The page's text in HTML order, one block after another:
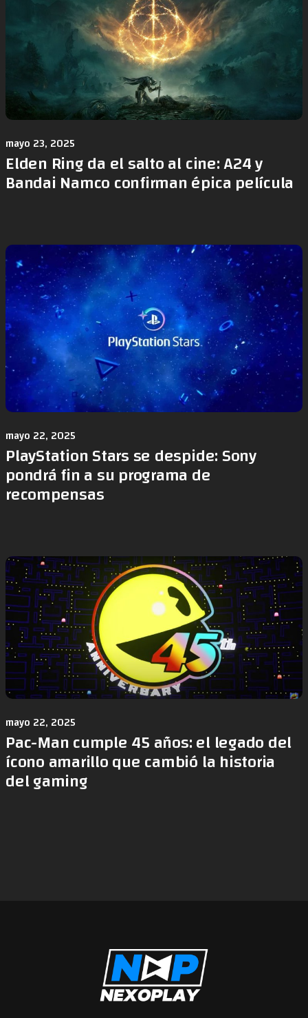
mayo 23, 2025
Elden Ring da el salto al cine: A24 y
Bandai Namco confirman épica película
mayo 22, 2025
PlayStation Stars se despide: Sony
pondrá fin a su programa de
recompensas
mayo 22, 2025
Pac-Man cumple 45 años: el legado del
ícono amarillo que cambió la historia
del gaming